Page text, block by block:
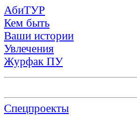
АбиТУР
Кем быть
Ваши истории
Увлечения
Журфак ПУ
Спецпроекты